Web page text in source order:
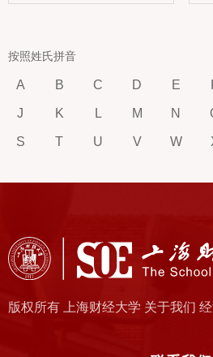
按照姓氏拼音
A B C D E
J K L M N
S T U V W
版权所有 上海财经大学 关于我们